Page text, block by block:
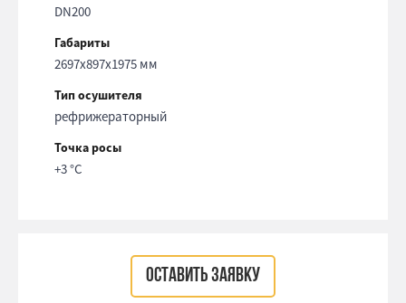
DN200
Габариты
2697x897x1975 мм
Тип осушителя
рефрижераторный
Точка росы
+3 °С
ОСТАВИТЬ ЗАЯВКУ